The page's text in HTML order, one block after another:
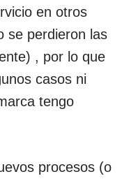
en otros
se perdieron las
, por lo que
casos ni
tengo
procesos (o